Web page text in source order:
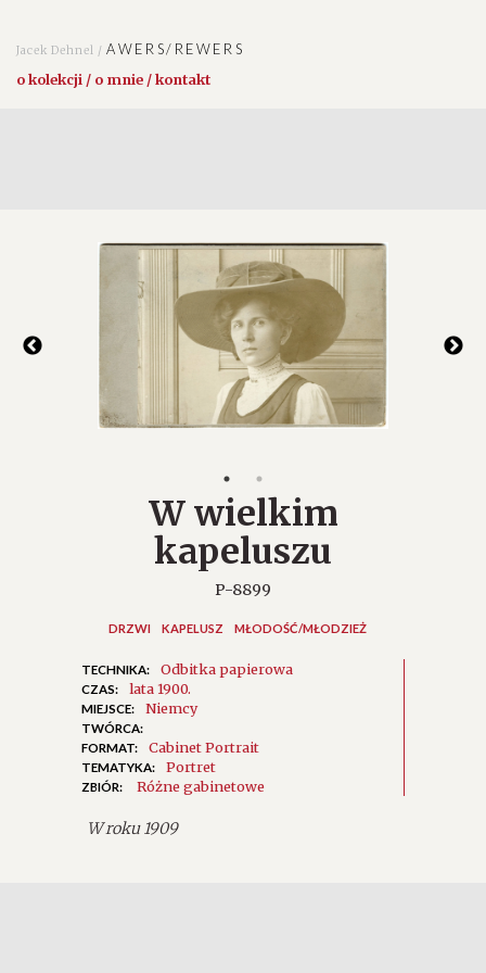
Jacek Dehnel /AWERS/REWERS
o kolekcji / o mnie / kontakt
W wielkim
kapeluszu
P-8899
DRZWI KAPELUSZ MŁODOŚĆ/MŁODZIEŻ
TECHNIKA: Odbitka papierowa
CZAS: lata 1900.
MIEJSCE: Niemcy
TWÓRCA:
FORMAT:
Cabinet Portrait
TEMATYKA: Portret
ZBIÓR: Różne gabinetowe
W roku 1909